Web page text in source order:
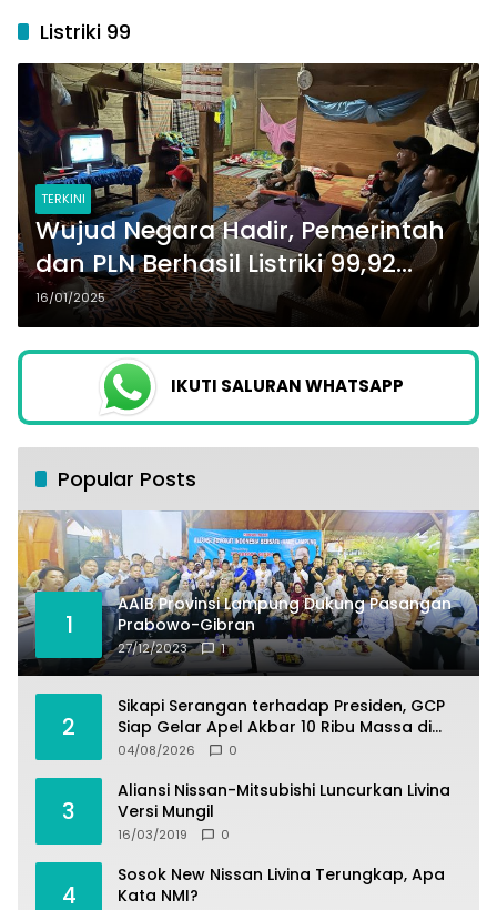
Listriki 99
TERKINI
Wujud Negara Hadir, Pemerintah
dan PLN Berhasil Listriki 99,92
Persen Desa di Seluruh Indonesia
16/01/2025
IKUTI SALURAN WHATSAPP
Popular Posts
1
AAIB Provinsi Lampung Dukung Pasangan
Prabowo-Gibran
27/12/2023 1
2
Sikapi Serangan terhadap Presiden, GCP
Siap Gelar Apel Akbar 10 Ribu Massa di
Sukabumi.
04/08/2026 0
3
Aliansi Nissan-Mitsubishi Luncurkan Livina
Versi Mungil
16/03/2019 0
4
Sosok New Nissan Livina Terungkap, Apa
Kata NMI?